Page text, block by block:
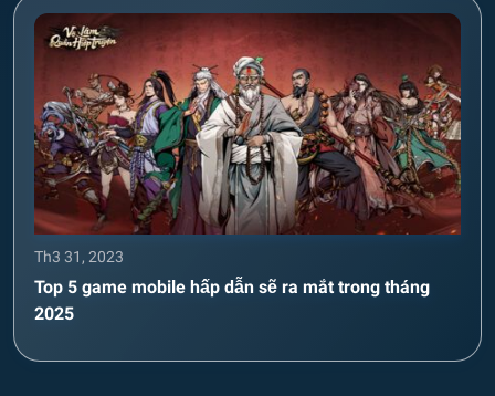
Th3 31, 2023
Top 5 game mobile hấp dẫn sẽ ra mắt trong tháng
2025